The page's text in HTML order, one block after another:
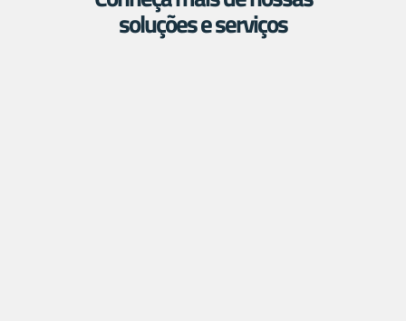
soluções e serviços